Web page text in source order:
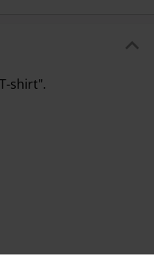
shirt".